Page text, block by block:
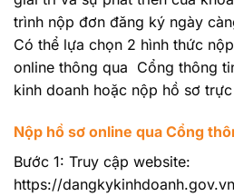
trình nộp đơn đăng ký ngày
Có thể lựa chọn 2 hình thức
online thông qua Cổng thông
kinh doanh hoặc nộp hồ sơ
Nộp hồ sơ online qua Cổng
Bước 1: Truy cập website:
https://